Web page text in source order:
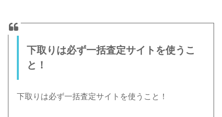
下取りは必ず一括査定サイトを使うこ
と！
下取りは必ず一括査定サイトを使うこと！